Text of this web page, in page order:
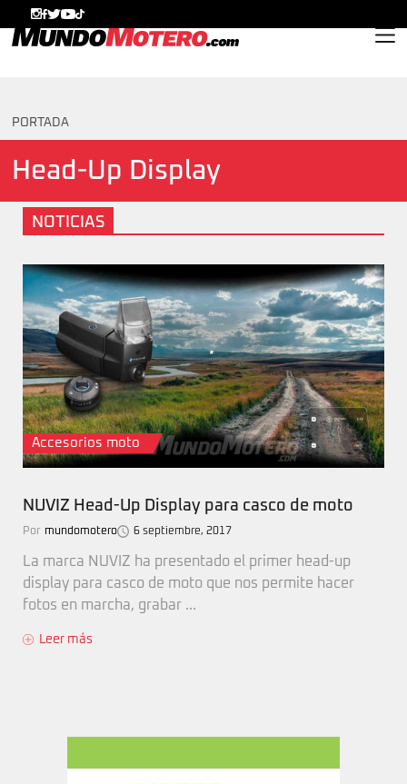
PORTADA
Head-Up Display
NOTICIAS
Accesorios moto
NUVIZ Head-Up Display para casco de moto
Por mundomotero 6 septiembre, 2017
La marca NUVIZ ha presentado el primer head-up
display para casco de moto que nos permite hacer
fotos en marcha, grabar ...
Leer más